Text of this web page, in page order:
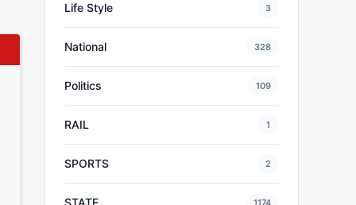
Life Style 3
National 328
Politics 109
RAIL 1
SPORTS 2
STATE 1174